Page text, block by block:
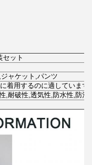
セット
ャケット,パンツ
着用するのに適しています
,耐破性,透気性,防水性,防滑